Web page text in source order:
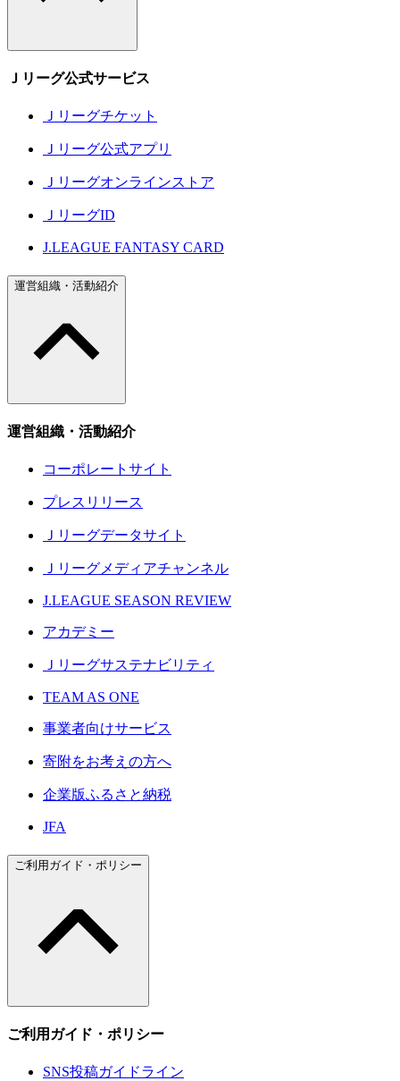
Ｊリーグ公式サービス
Ｊリーグチケット
Ｊリーグ公式アプリ
Ｊリーグオンラインストア
ＪリーグID
J.LEAGUE FANTASY CARD
運営組織・活動紹介
運営組織・活動紹介
コーポレートサイト
プレスリリース
Ｊリーグデータサイト
Ｊリーグメディアチャンネル
J.LEAGUE SEASON REVIEW
アカデミー
Ｊリーグサステナビリティ
TEAM AS ONE
事業者向けサービス
寄附をお考えの方へ
企業版ふるさと納税
JFA
ご利用ガイド・ポリシー
ご利用ガイド・ポリシー
SNS投稿ガイドライン